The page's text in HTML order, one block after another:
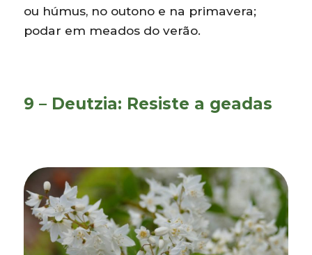
ou húmus, no outono e na primavera;
podar em meados do verão.
9 – Deutzia: Resiste a geadas